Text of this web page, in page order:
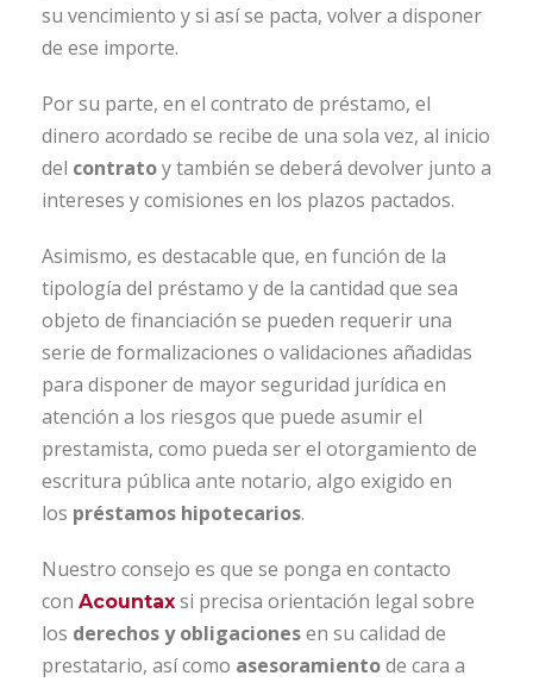
su vencimiento y si así se pacta, volver a disponer
de ese importe.
Por su parte, en el contrato de préstamo, el
dinero acordado se recibe de una sola vez, al inicio
del contratoy también se deberá devolver junto a
intereses y comisiones en los plazos pactados.
Asimismo, es destacable que, en función de la
tipología del préstamo y de la cantidad que sea
objeto de financiación se pueden requerir una
serie de formalizaciones o validaciones añadidas
para disponer de mayor seguridad jurídica en
atención a los riesgos que puede asumir el
prestamista, como pueda ser el otorgamiento de
escritura pública ante notario, algo exigido en
los préstamos hipotecarios.
Nuestro consejo es que se ponga en contacto
con Acountax si precisa orientación legal sobre
los derechos y obligacionesen su calidad de
prestatario, así como asesoramientode cara a